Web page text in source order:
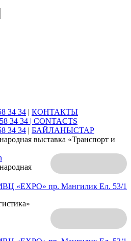
34 34 | КОНТАКТЫ
34 34 | CONTACTS
34 34 | БАЙЛАНЫСТАР
выставка «Транспорт и
«EXPO» пр. Мангилик Ел. 53/1